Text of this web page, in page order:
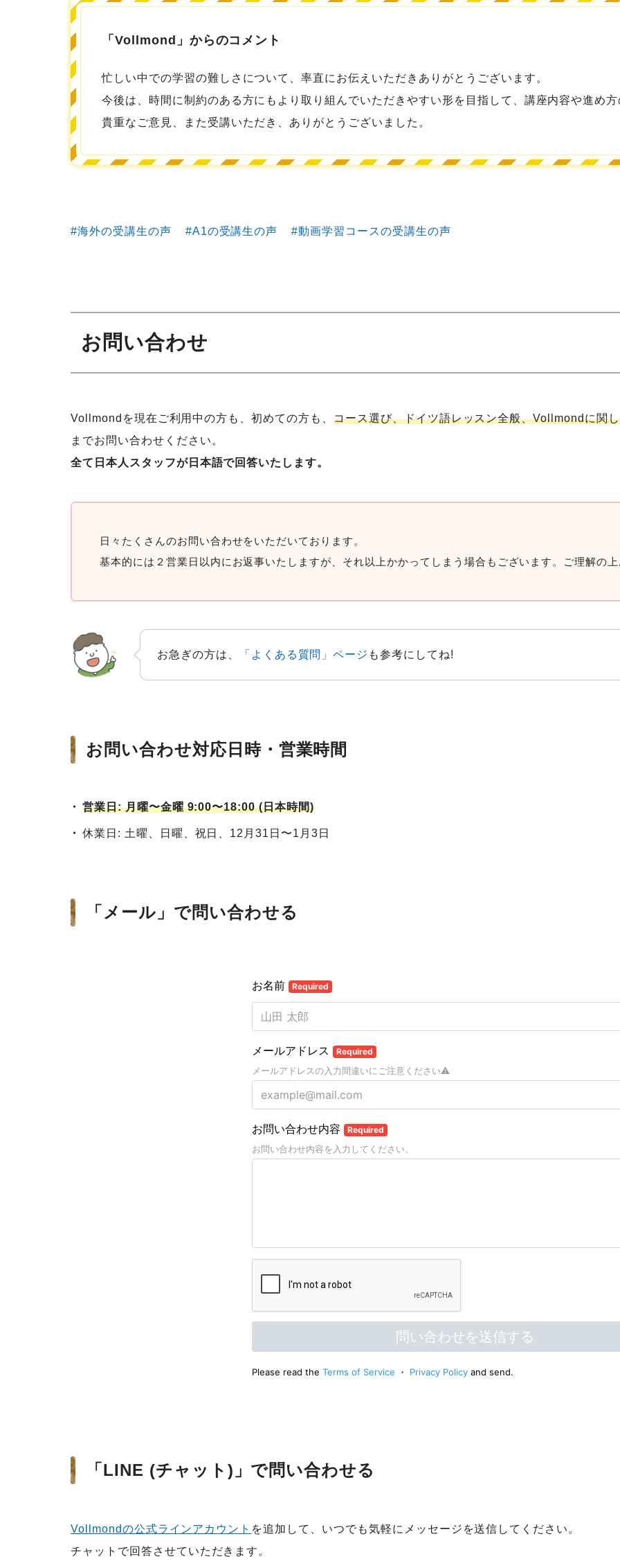
「Vollmond」からのコメント
忙しい中での学習の難しさについて、率直にお伝えいただきありがとうございます。
今後は、時間に制約のある方にもより取り組んでいただきやすい形を目指して、講座内容や進め
貴重なご意見、また受講いただき、ありがとうございました。
海外の受講生の声 A1の受講生の声 動画学習コースの受講生の声
お問い合わせ
Vollmondを現在ご利用中の方も、初めての方も、 コース選び、ドイツ語レッスン全般、Vollmondに関
までお問い合わせください。
全て日本人スタッフが日本語で回答いたします。
日々たくさんのお問い合わせをいただいております。
基本的には２営業日以内にお返事いたしますが、それ以上かかってしまう場合もございます。ご理解の
お急ぎの方は、 「よくある質問」ページ も参考にしてね!
お問い合わせ対応日時・営業時間
営業日: 月曜〜金曜 9:00〜18:00 (日本時間)
休業日: 土曜、日曜、祝日、12月31日〜1月3日
「メール」で問い合わせる
「LINE (チャット)」で問い合わせる
Vollmondの公式ラインアカウント を追加して、いつでも気軽にメッセージを送信してください。
チャットで回答させていただきます。